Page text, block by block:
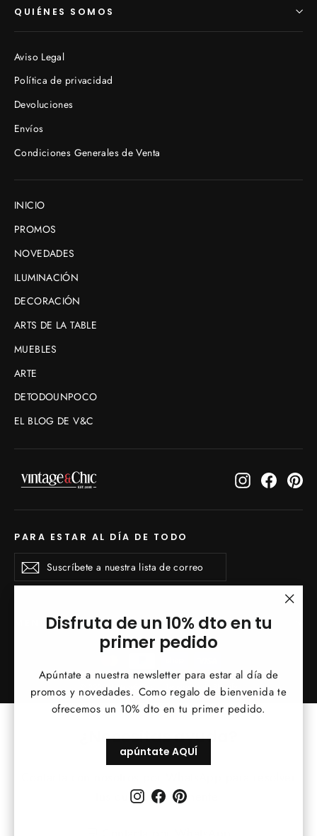
Disfruta de un 10% dto en tu
primer pedido
Apúntate a nuestra newsletter para estar al día de
promos y novedades. Como regalo de bienvenida te
ofrecemos un 10% dto en tu primer pedido.
apúntate AQUÍ
Instagram
FacebookPinterest
QUIÉNES SOMOS
Aviso Legal
Política de privacidad
Devoluciones
Envíos
Condiciones Generales de Venta
INICIO
PROMOS
NOVEDADES
ILUMINACIÓN
DECORACIÓN
ARTS DE LA TABLE
MUEBLES
ARTE
DETODOUNPOCO
EL BLOG DE V&C
Instagram
PARA ESTAR AL DÍA DE TODO
nuestra
Suscribirse
MENÚ INFERIOR
© 2026 Vintage&Chic Tecnología de Shopify
¿Necesitas ayuda?
tus dudas rápidamente.